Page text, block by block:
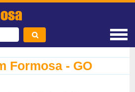
Formosa - GO